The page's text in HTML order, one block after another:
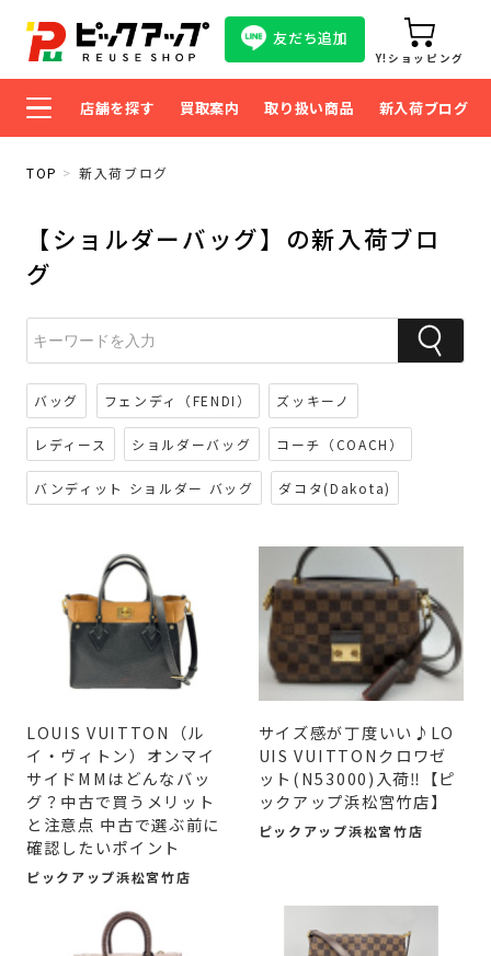
友だち追加
Y!ショッピング
店舗を探す 買取案内 取り扱い商品 新入荷ブログ
TOP 新入荷ブログ
【ショルダーバッグ】の新入荷ブロ
グ
バッグ フェンディ（FENDI） ズッキーノ
レディース ショルダーバッグ コーチ（COACH）
バンディット ショルダー バッグ ダコタ(Dakota)
LOUIS VUITTON（ル
イ・ヴィトン）オンマイ
サイドMMはどんなバッ
グ？中古で買うメリット
と注意点 中古で選ぶ前に
確認したいポイント
ピックアップ浜松宮竹店
サイズ感が丁度いい♪LO
UIS VUITTONクロワゼ
ット(N53000)入荷‼【ピ
ックアップ浜松宮竹店】
ピックアップ浜松宮竹店